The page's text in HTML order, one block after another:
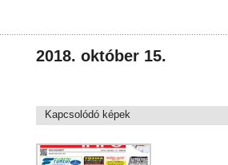
2018. október 15.
Kapcsolódó képek